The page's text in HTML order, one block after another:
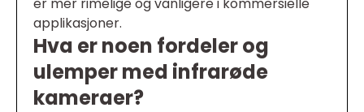
applikasjoner.
Hva er noen fordeler og
ulemper med infrarøde
kameraer?